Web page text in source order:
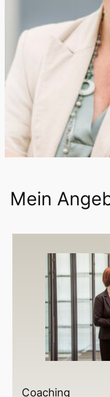
Mein
Coaching